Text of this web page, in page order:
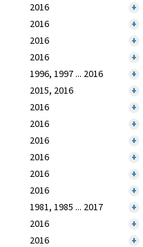
2016
+
2016
+
2016
+
2016
+
1996, 1997 ... 2016
+
2015, 2016
+
2016
+
2016
+
2016
+
2016
+
2016
+
2016
+
1981, 1985 ... 2017
+
2016
+
2016
+